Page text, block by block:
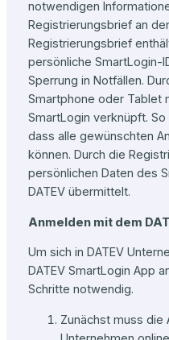
notwendigen
Registrierungsbrief an
Registrierungsbrief
persönliche SmartLogin-
Sperrung in Notfällen.
Smartphone oder Tablet
SmartLogin verknüpft.
dass alle gewünschten
können. Durch die
persönlichen Daten des
DATEV übermittelt.
Anmelden mit dem
Um sich in DATEV
DATEV SmartLogin App
Schritte notwendig.
Zunächst muss die